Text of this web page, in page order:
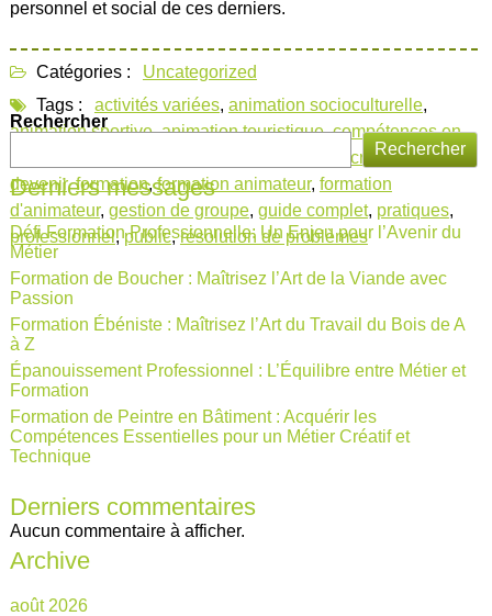
personnel et social de ces derniers.
Catégories :
Uncategorized
Tags :
activités variées, animation socioculturelle,
animation sportive,animation touristique,compétences en
créativité,
devenir,formation,formation animateur, formation
d'animateur, gestion de groupe, guide complet, pratiques,
professionnel,public,résolution de problèmes
Rechercher
Rechercher
Derniers messages
Défi Formation Professionnelle: Un Enjeu pour l’Avenir du
Métier
Formation de Boucher : Maîtrisez l’Art de la Viande avec
Passion
Formation Ébéniste : Maîtrisez l’Art du Travail du Bois de A
à Z
Épanouissement Professionnel : L’Équilibre entre Métier et
Formation
Formation de Peintre en Bâtiment : Acquérir les
Compétences Essentielles pour un Métier Créatif et
Technique
Derniers commentaires
Aucun commentaire à afficher.
Archive
août 2026